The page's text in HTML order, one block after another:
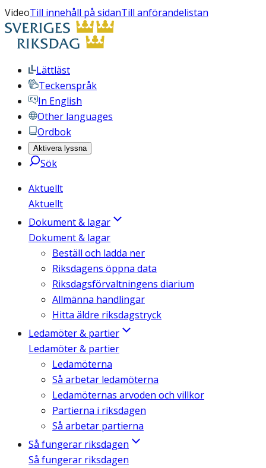
VideoTill innehåll på sidanTill anförandelistan
Lättläst
Teckenspråk
In English
Other languages
Ordbok
Aktivera lyssna
Sök
Aktuellt
Aktuellt
Dokument & lagar
Dokument & lagar
Beställ och ladda ner
Riksdagens öppna data
Riksdagsförvaltningens diarium
Allmänna handlingar
Hitta äldre riksdagstryck
Ledamöter & partier
Ledamöter & partier
Ledamöterna
Så arbetar ledamöterna
Ledamöternas arvoden och villkor
Partierna i riksdagen
Så arbetar partierna
Så fungerar riksdagen
Så fungerar riksdagen